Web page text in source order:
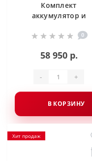
Комплект
аккумулятор и
Milwaukee M18 NRG-
0
58 950 р.
- +
В КОРЗИНУ
Хит продаж